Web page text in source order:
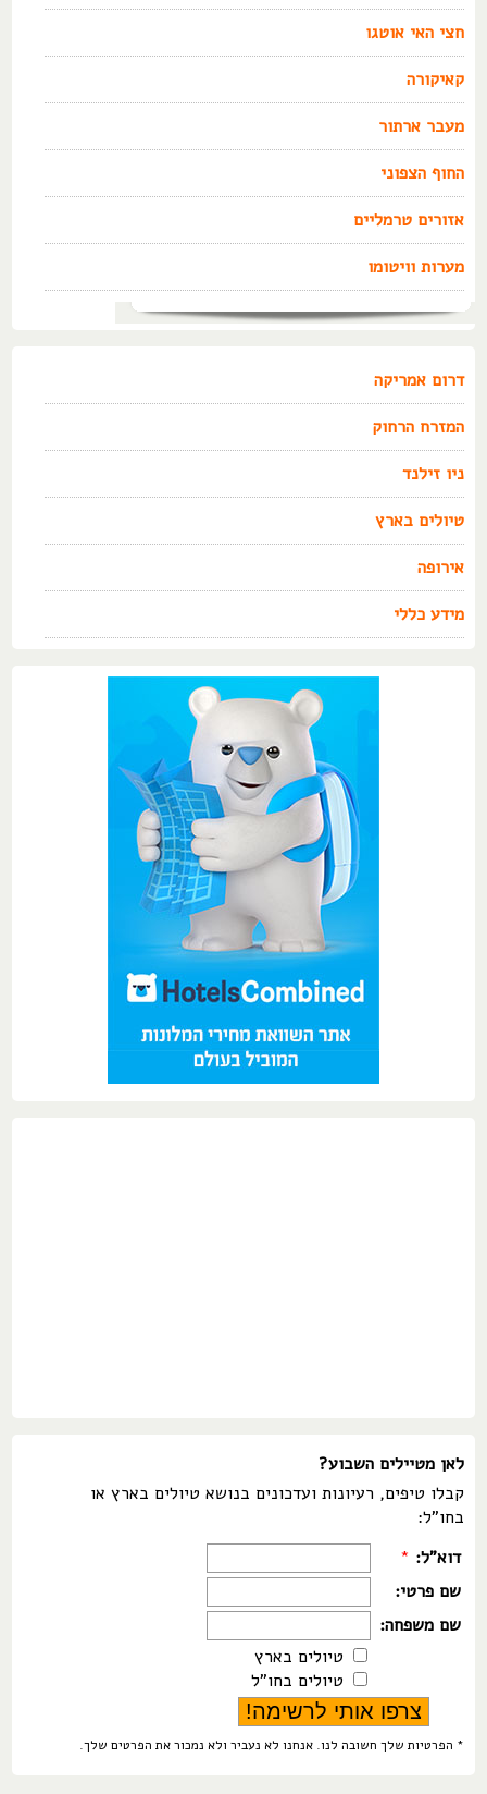
חצי האי אוטגו
קאיקורה
מעבר ארתור
החוף הצפוני
אזורים טרמליים
מערות וויטומו
דרום אמריקה
המזרח הרחוק
ניו זילנד
טיולים בארץ
אירופה
מידע כללי
לאן מטיילים השבוע?
קבלו טיפים, רעיונות ועדכונים בנושא טיולים בארץ או
בחו"ל:
דוא"ל: *
שם פרטי:
שם משפחה:
טיולים בארץ
טיולים בחו"ל
* הפרטיות שלך חשובה לנו. אנחנו לא נעביר ולא נמכור את הפרטים שלך.